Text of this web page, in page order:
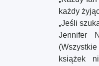
każdy
„Jeśli
Jennifer
książek